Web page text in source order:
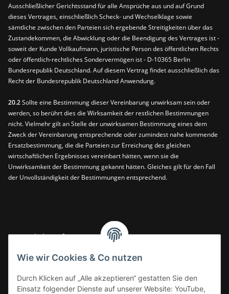
Ausschließlicher Gerichtsstand für alle Ansprüche aus und auf Grund
dieses Vertrages, einschließlich Scheck- und Wechselklage sowie
sämtliche zwischen den Parteien sich ergebende Streitigkeiten über das
Zustandekommen, die Abwicklung oder die Beendigung des Vertrages ist -
soweit der Kunde Vollkaufmann, juristische Person des öffentlichen Rechts
oder öffentlich-rechtliches Sondervermögen ist - D-10365 Berlin
Bundesrepublik Deutschland. Auf diesem Vertrag findet ausschließlich das
Recht der Bundesrepublik Deutschland Anwendung.
20.2Sollte eine Bestimmung dieser Vereinbarung unwirksam sein oder
werden, so berührt dies die Wirksamkeit der restlichen Bestimmungen
nicht. Vielmehr gilt an Stelle der unwirksamen Bestimmung eines dem
Zweck der Vereinbarung entsprechende oder zumindest nahe kommende
Ersatzbestimmung, die die Parteien zur Erreichung des gleichen
wirtschaftlichen Ergebnisses vereinbart hätten, wenn sie die
Unwirksamkeit der Bestimmung gekannt hätten. Gleiches gilt für den Fall
der Unvollständigkeit der Bestimmungen entsprechend.
Gesetzliche Informationen
Wie wir Cookies & Co nutzen
Durch Klicken auf „Alle akzeptieren“ gestatten Sie den
Einsatz folgender Dienste auf unserer Website: YouTube,